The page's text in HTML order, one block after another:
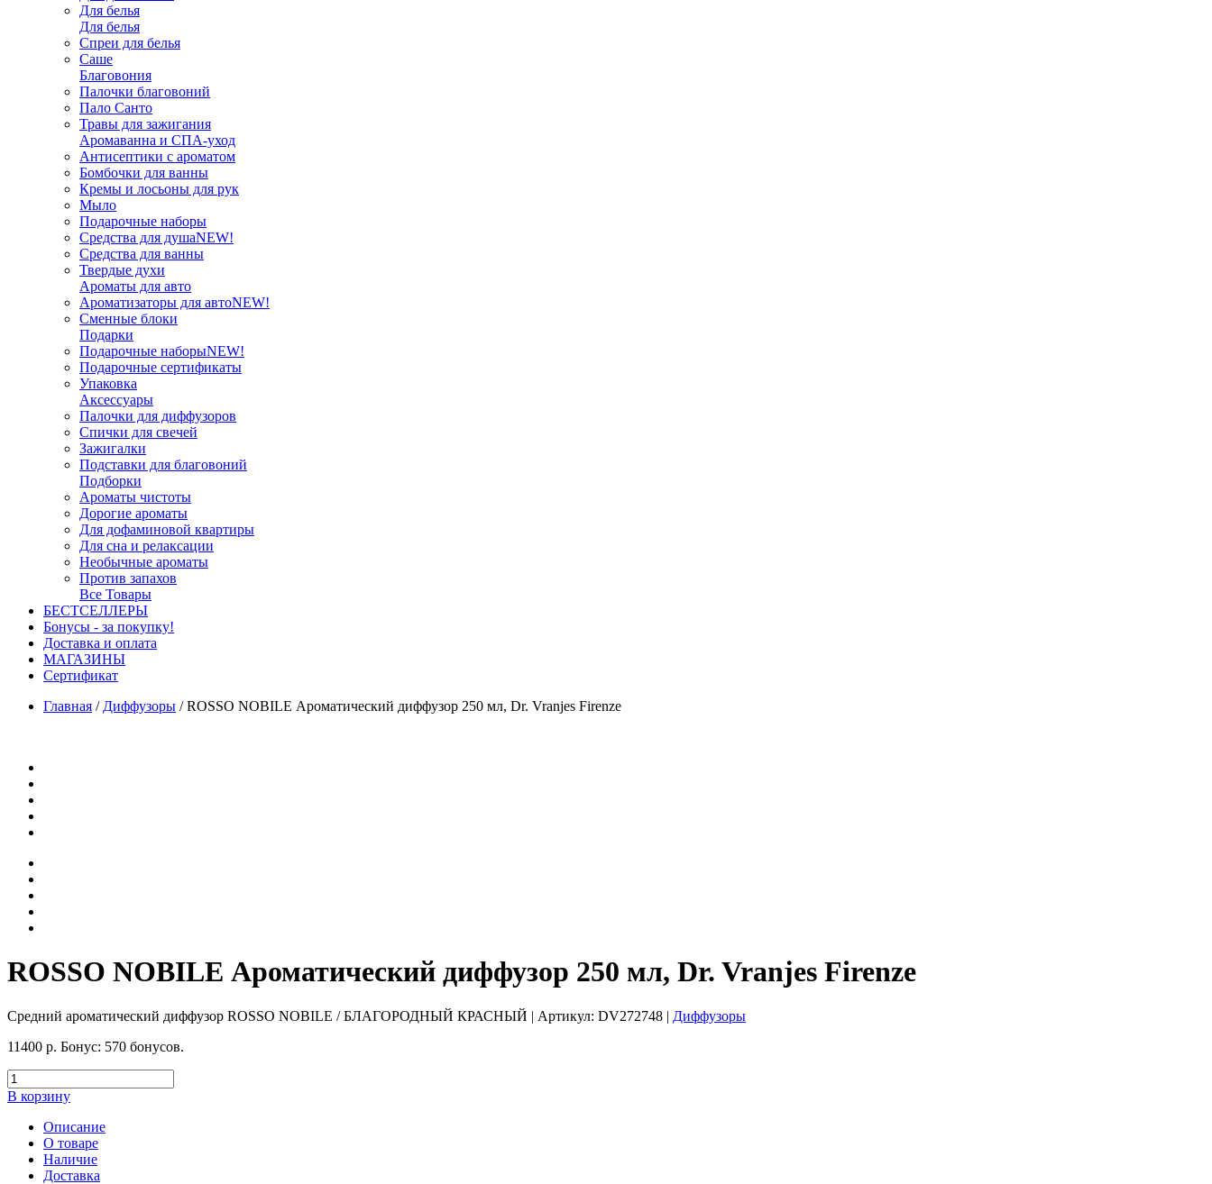
Для белья
Для белья
Спреи для белья
Саше
Благовония
Палочки благовоний
Пало Санто
Травы для зажигания
Аромаванна и СПА-уход
Антисептики с ароматом
Бомбочки для ванны
Кремы и лосьоны для рук
Мыло
Подарочные наборы
Средства для душаNEW!
Средства для ванны
Твердые духи
Ароматы для авто
Ароматизаторы для автоNEW!
Сменные блоки
Подарки
Подарочные наборыNEW!
Подарочные сертификаты
Упаковка
Аксессуары
Палочки для диффузоров
Спички для свечей
Зажигалки
Подставки для благовоний
Подборки
Ароматы чистоты
Дорогие ароматы
Для дофаминовой квартиры
Для сна и релаксации
Необычные ароматы
Против запахов
Все Товары
БЕСТСЕЛЛЕРЫ
Бонусы - за покупку!
Доставка и оплата
МАГАЗИНЫ
Cертификат
Главная / Диффузоры /ROSSO NOBILE Ароматический диффузор 250 мл, Dr. Vranjes Firenze
ROSSO NOBILE Ароматический диффузор 250 мл, Dr. Vranjes Firenze
Средний ароматический диффузор ROSSO NOBILE / БЛАГОРОДНЫЙ КРАСНЫЙ | Артикул: DV272748 | Диффузоры
11400 р. Бонус: 570 бонусов.
В корзину
Описание
О товаре
Наличие
Доставка